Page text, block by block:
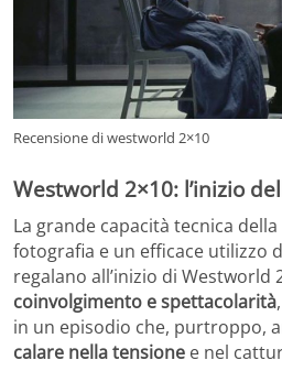
Recensione di westworld 2×10
Westworld 2×10: l’inizio
La grande capacità tecnica
fotografia e un efficace utilizzo
regalano all’inizio di Westworld
coinvolgimento e spettacolarità
in un episodio che, purtroppo,
calare nella tensione e nel